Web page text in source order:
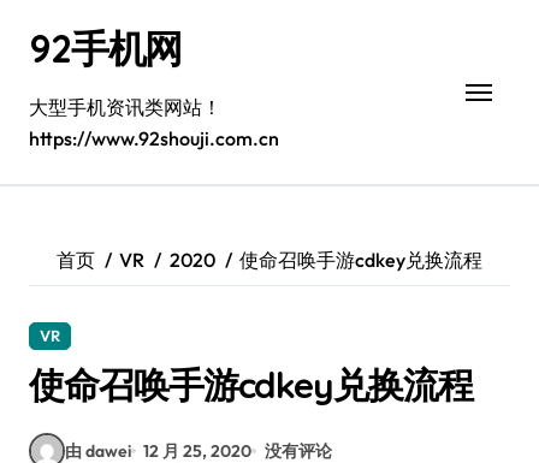
92手机网
大型手机资讯类网站！
https://www.92shouji.com.cn
首页 VR 2020 使命召唤手游cdkey兑换流程
VR
使命召唤手游cdkey兑换流程
由 dawei 12 月 25, 2020 没有评论